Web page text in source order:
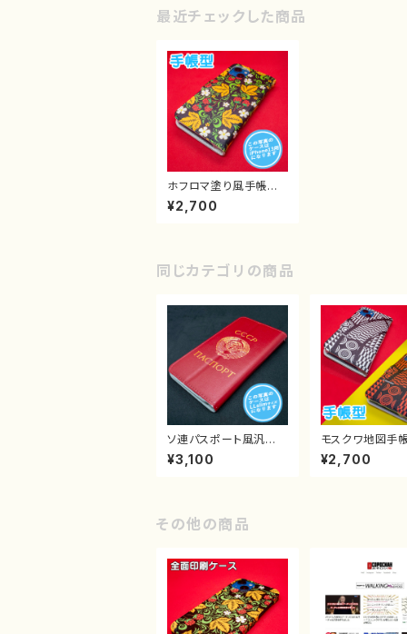
最近チェックした商品
ホフロマ塗り風手帳型
スマホケース iPhone
¥2,700
同じカテゴリの商品
ソ連パスポート風汎用
型スマホケース iPhon
e＆Android対応
¥3,100
モスクワ地図手
マホケース
¥2,700
その他の商品